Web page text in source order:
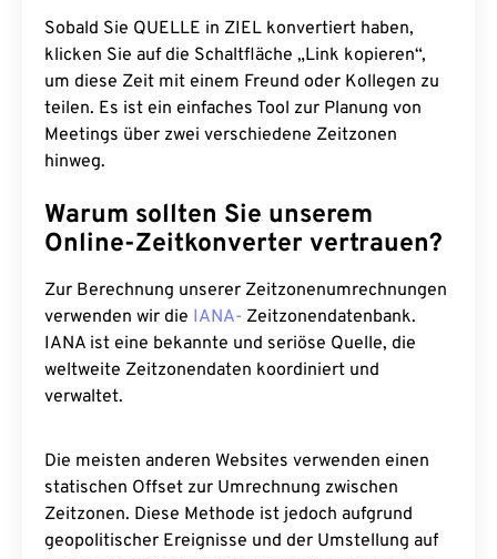
Sobald Sie QUELLE in ZIEL konvertiert haben,
klicken Sie auf die Schaltfläche „Link kopieren“,
um diese Zeit mit einem Freund oder Kollegen zu
teilen. Es ist ein einfaches Tool zur Planung von
Meetings über zwei verschiedene Zeitzonen
hinweg.
Warum sollten Sie unserem
Online-Zeitkonverter vertrauen?
Zur Berechnung unserer Zeitzonenumrechnungen
verwenden wir die IANA- Zeitzonendatenbank.
IANA ist eine bekannte und seriöse Quelle, die
weltweite Zeitzonendaten koordiniert und
verwaltet.
Die meisten anderen Websites verwenden einen
statischen Offset zur Umrechnung zwischen
Zeitzonen. Diese Methode ist jedoch aufgrund
geopolitischer Ereignisse und der Umstellung auf